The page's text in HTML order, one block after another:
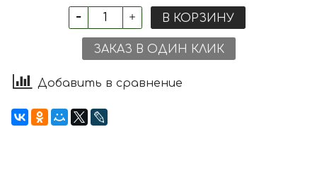
В КОРЗИНУ
ЗАКАЗ В ОДИН КЛИК
Добавить в сравнение